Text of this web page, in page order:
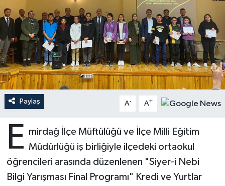
Paylaş A- A+
E mirdağ İlçe Müftülüğü ve İlçe Milli Eğitim
Müdürlüğü iş birliğiyle ilçedeki ortaokul
öğrencileri arasında düzenlenen "Siyer-i Nebi
Bilgi Yarışması Final Programı" Kredi ve Yurtlar
Ardahan Müftülüğü
Artvin Müftülüğü
Aydın Müftülüğü
Balıkesir Müftülüğü
Batman Müftülüğü
Bayburt Müftülüğü
Kudüs
Kurban
Mukabele
Peygamberimizin Hayatı
Sahabeler
Zekat
Hutbeler
DİYANET AKADEMİ
DİYANET GENÇLİK
DİYANET RADYO/TV
Dünya
Eğitim